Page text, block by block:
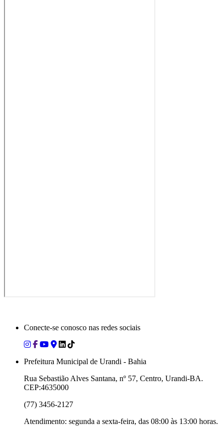
Conecte-se conosco nas redes sociais
Prefeitura Municipal de Urandi - Bahia
Rua Sebastião Alves Santana, nº 57, Centro, Urandi-BA.
CEP:4635000
(77) 3456-2127
Atendimento: segunda a sexta-feira, das 08:00 às 13:00 horas.